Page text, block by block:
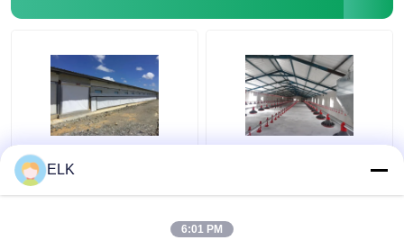
ISO Peternakan Rumah
Struktur baja
Prefabrikasi
ELK
6:01 PM